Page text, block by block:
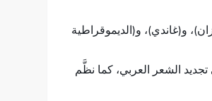
و(غاندي)، و(الديموقراطية
تجديد الشعر العربي، كما نظَّم